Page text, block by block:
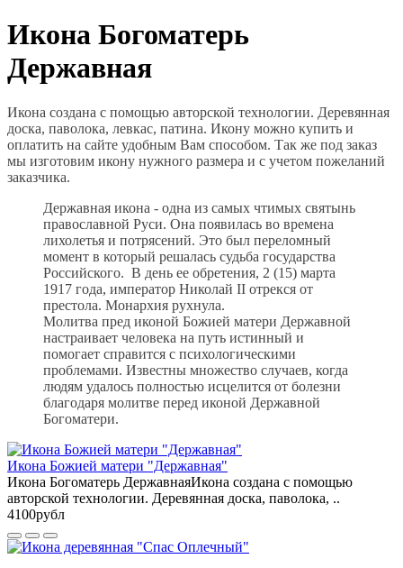
Икона Богоматерь
Державная
Икона создана с помощью авторской технологии. Деревянная
доска, паволока, левкас, патина. Икону можно купить и
оплатить на сайте удобным Вам способом. Так же под заказ
мы изготовим икону нужного размера и с учетом пожеланий
заказчика.
Державная икона - одна из самых чтимых святынь
православной Руси. Она появилась во времена
лихолетья и потрясений. Это был переломный
момент в который решалась судьба государства
Российского. В день ее обретения, 2 (15) марта
1917 года, император Николай II отрекся от
престола. Монархия рухнула.
Молитва пред иконой Божией матери Державной
настраивает человека на путь истинный и
помогает справится с психологическими
проблемами. Известны множество случаев, когда
людям удалось полностью исцелится от болезни
благодаря молитве перед иконой Державной
Богоматери.
Икона Божией матери "Державная"
Икона Богоматерь ДержавнаяИкона создана с помощью
авторской технологии. Деревянная доска, паволока, ..
4100рубл